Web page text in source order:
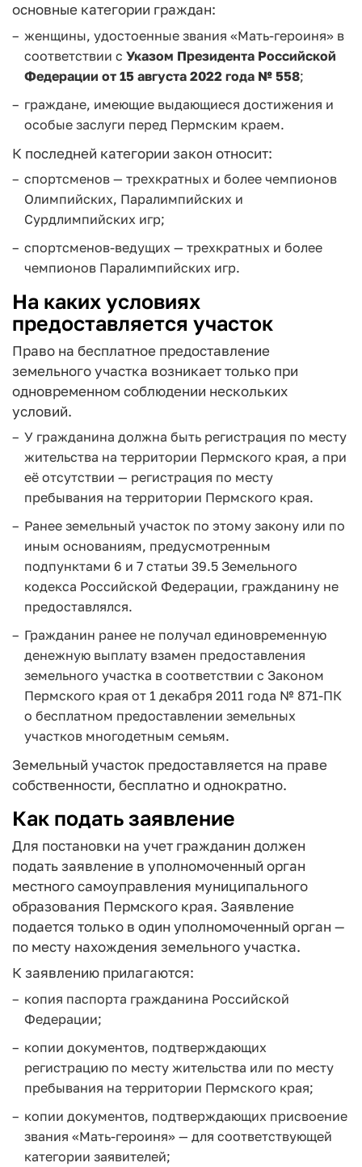
основные категории граждан:
женщины, удостоенные звания «Мать-героиня» в
соответствии с Указом Президента Российской
Федерации от 15 августа 2022 года № 558;
граждане, имеющие выдающиеся достижения и
особые заслуги перед Пермским краем.
К последней категории закон относит:
спортсменов — трехкратных и более чемпионов
Олимпийских, Паралимпийских и
Сурдлимпийских игр;
спортсменов-ведущих — трехкратных и более
чемпионов Паралимпийских игр.
На каких условиях
предоставляется участок
Право на бесплатное предоставление
земельного участка возникает только при
одновременном соблюдении нескольких
условий.
У гражданина должна быть регистрация по месту
жительства на территории Пермского края, а при
её отсутствии — регистрация по месту
пребывания на территории Пермского края.
Ранее земельный участок по этому закону или по
иным основаниям, предусмотренным
подпунктами 6 и 7 статьи 39.5 Земельного
кодекса Российской Федерации, гражданину не
предоставлялся.
Гражданин ранее не получал единовременную
денежную выплату взамен предоставления
земельного участка в соответствии с Законом
Пермского края от 1 декабря 2011 года № 871-ПК
о бесплатном предоставлении земельных
участков многодетным семьям.
Земельный участок предоставляется на праве
собственности, бесплатно и однократно.
Как подать заявление
Для постановки на учет гражданин должен
подать заявление в уполномоченный орган
местного самоуправления муниципального
образования Пермского края. Заявление
подается только в один уполномоченный орган —
по месту нахождения земельного участка.
К заявлению прилагаются:
копия паспорта гражданина Российской
Федерации;
копии документов, подтверждающих
регистрацию по месту жительства или по месту
пребывания на территории Пермского края;
копии документов, подтверждающих присвоение
звания «Мать-героиня» — для соответствующей
категории заявителей;